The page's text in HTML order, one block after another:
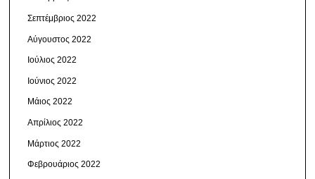
Σεπτέμβριος 2022
Αύγουστος 2022
Ιούλιος 2022
Ιούνιος 2022
Μάιος 2022
Απρίλιος 2022
Μάρτιος 2022
Φεβρουάριος 2022